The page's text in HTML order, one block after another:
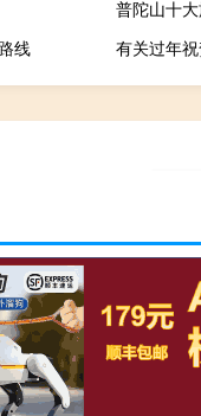
普陀山十
线
有关过年